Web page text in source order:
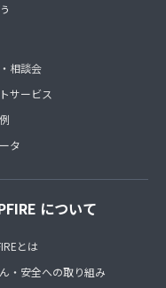
相談会
サービス
タ
について
とは
・安全への取り組み